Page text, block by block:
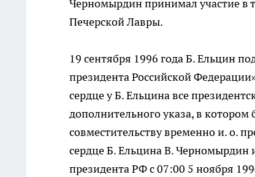
Черномырдин принимал участие в
Печерской Лавры.
19 сентября 1996 года Б. Ельцин
президента Российской
сердце у Б. Ельцина все
дополнительного указа, в котором
совместительству временно и. о.
сердце Б. Ельцина В. Черномырдин
президента РФ с 07:00 5 ноября